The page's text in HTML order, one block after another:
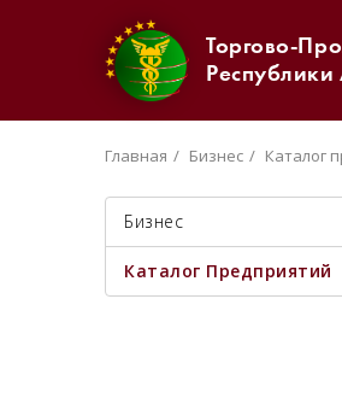
Торгово-
Главная Бизнес Каталог
Бизнес
Каталог Предприятий